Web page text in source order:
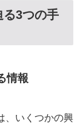
る3つの手
情報
、いくつかの興